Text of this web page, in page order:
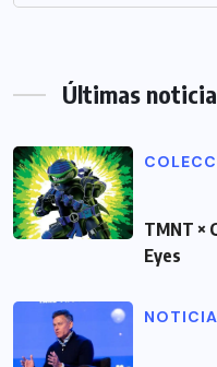
Últimas
TMNT ×
Eyes